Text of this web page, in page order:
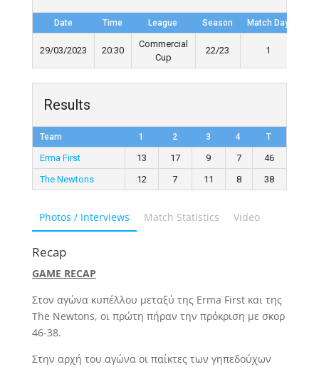
Date Time League Season Match Day
29/03/2023 20:30
Commercial
Cup
22/23 1
Results
Team 1 2 3 4 T
Erma First 13 17 9 7
46
The Newtons
12 7 11 8 38
Photos / Interviews Match Statistics Video
Recap
GAME RECAP
Στον αγώνα κυπέλλου μεταξύ της Erma First και της
The Newtons, οι πρώτη πήραν την πρόκριση με σκορ
46-38.
Στην αρχή του αγώνα οι παίκτες των γηπεδούχων